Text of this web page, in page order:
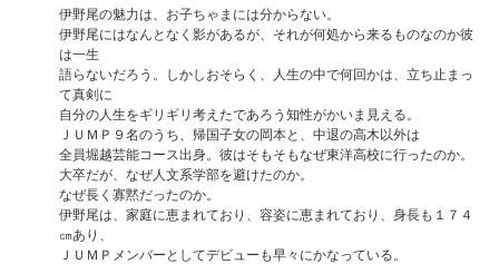
伊野尾の魅力は、お子ちゃまには分からない。
伊野尾にはなんとなく影があるが、それが何処から来るものなのか彼
は一生
語らないだろう。しかしおそらく、人生の中で何回かは、立ち止まっ
て真剣に
自分の人生をギリギリ考えたであろう知性がかいま見える。
ＪＵＭＰ９名のうち、帰国子女の岡本と、中退の高木以外は
全員堀越芸能コース出身。彼はそもそもなぜ東洋高校に行ったのか。
大卒だが、なぜ人文系学部を避けたのか。
なぜ長く寡黙だったのか。
伊野尾は、家庭に恵まれており、容姿に恵まれており、身長も１７４
㎝あり、
ＪＵＭＰメンバーとしてデビューも早々にかなっている。